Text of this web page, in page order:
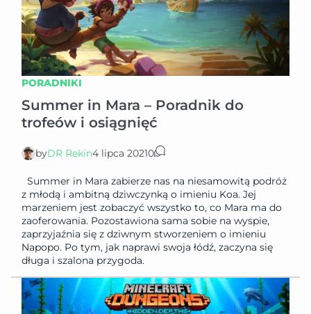
PORADNIKI
Summer in Mara – Poradnik do
trofeów i osiągnięć
byDR Rekin4 lipca 20210
Summer in Mara zabierze nas na niesamowitą podróż
z młodą i ambitną dziwczynką o imieniu Koa. Jej
marzeniem jest zobaczyć wszystko to, co Mara ma do
zaoferowania. Pozostawiona sama sobie na wyspie,
zaprzyjaźnia się z dziwnym stworzeniem o imieniu
Napopo. Po tym, jak naprawi swoja łódź, zaczyna się
długa i szalona przygoda.